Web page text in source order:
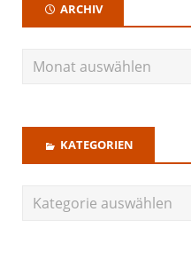
ARCHIV
KATEGORIEN